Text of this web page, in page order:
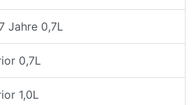
Jahre 0,7L
0,7L
1,0L